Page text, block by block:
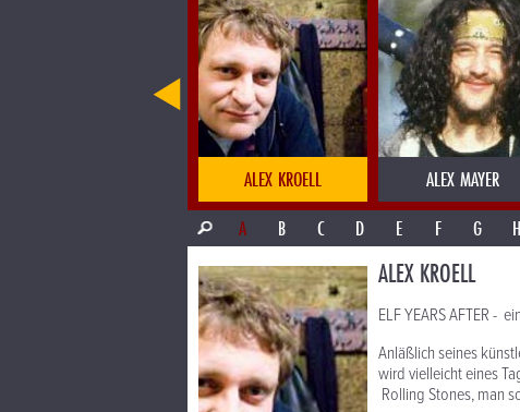
ALEX KROELL ALEX MAYER
A
B C D E F G H
ALEX KROELL
ELF YEARS AFTER -
Anläßlich seines
wird vielleicht eines
Rolling Stones, man